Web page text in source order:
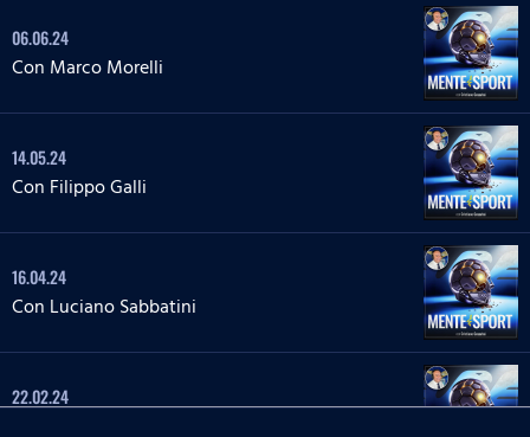
06.06.24
Con Marco Morelli
14.05.24
Con Filippo Galli
16.04.24
Con Luciano Sabbatini
22.02.24